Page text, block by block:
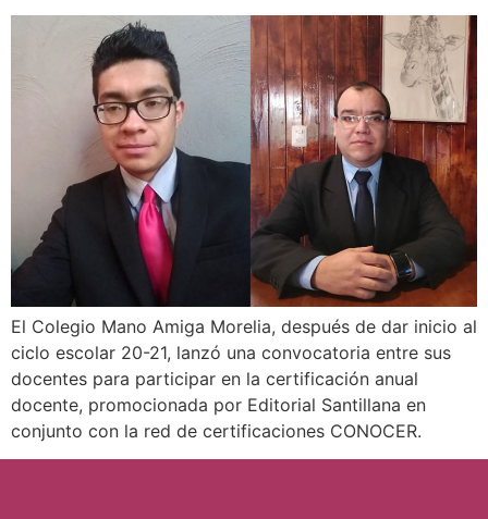
El Colegio Mano Amiga Morelia, después de dar inicio al
ciclo escolar 20-21, lanzó una convocatoria entre sus
docentes para participar en la certificación anual
docente, promocionada por Editorial Santillana en
conjunto con la red de certificaciones CONOCER.